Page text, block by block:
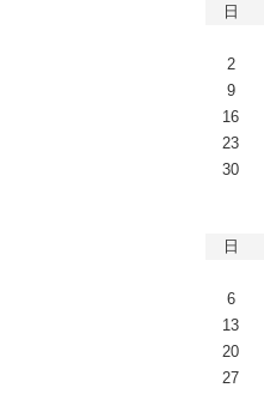
日
2
9
16
23
30
日
6
13
20
27